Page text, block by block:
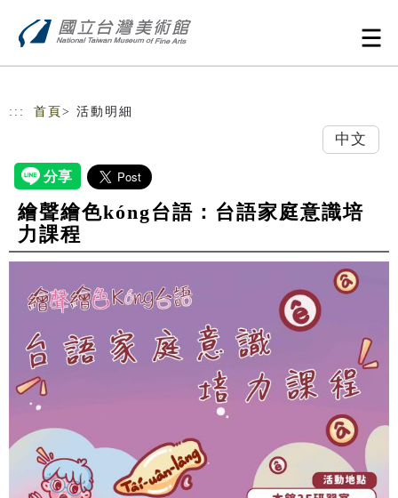
::: 首頁 > 活動明細
中文
繪聲繪色kóng台語：台語家庭意識培
力課程